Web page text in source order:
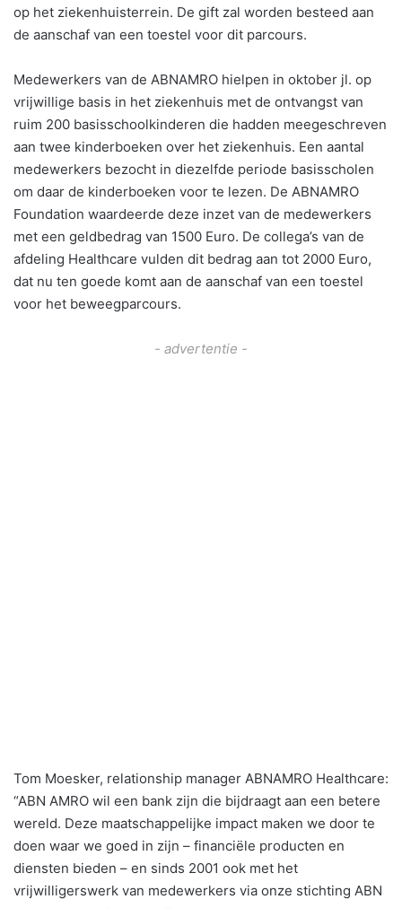
op het ziekenhuisterrein. De gift zal worden besteed aan
de aanschaf van een toestel voor dit parcours.
Medewerkers van de ABNAMRO hielpen in oktober jl. op
vrijwillige basis in het ziekenhuis met de ontvangst van
ruim 200 basisschoolkinderen die hadden meegeschreven
aan twee kinderboeken over het ziekenhuis. Een aantal
medewerkers bezocht in diezelfde periode basisscholen
om daar de kinderboeken voor te lezen. De ABNAMRO
Foundation waardeerde deze inzet van de medewerkers
met een geldbedrag van 1500 Euro. De collega’s van de
afdeling Healthcare vulden dit bedrag aan tot 2000 Euro,
dat nu ten goede komt aan de aanschaf van een toestel
voor het beweegparcours.
- advertentie -
Tom Moesker, relationship manager ABNAMRO Healthcare:
“ABN AMRO wil een bank zijn die bijdraagt aan een betere
wereld. Deze maatschappelijke impact maken we door te
doen waar we goed in zijn – financiële producten en
diensten bieden – en sinds 2001 ook met het
vrijwilligerswerk van medewerkers via onze stichting ABN